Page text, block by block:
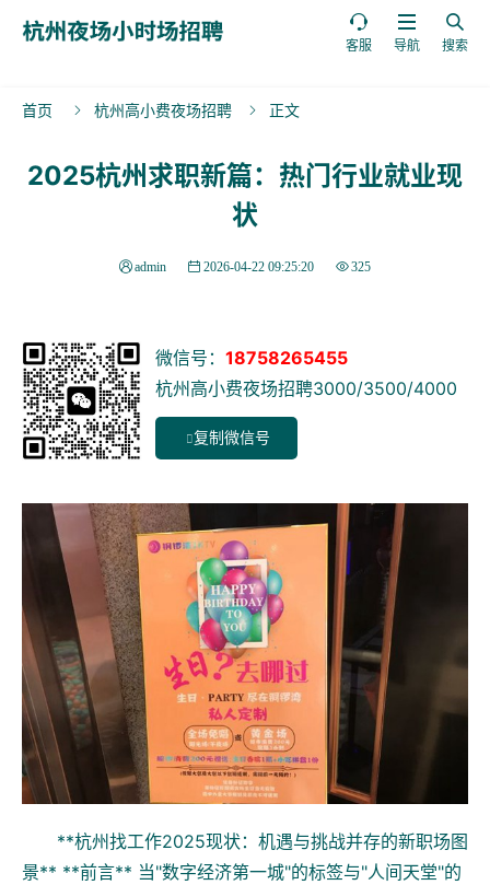

搜索

导航

客服
首页  杭州高小费夜场招聘  正文
2025杭州求职新篇：热门行业就业现
状
admin 2026-04-22 09:25:20 325
微信号： 18758265455
杭州高小费夜场招聘3000/3500/4000
复制微信号
**杭州找工作2025现状：机遇与挑战并存的新职场图
景** **前言** 当"数字经济第一城"的标签与"人间天堂"的